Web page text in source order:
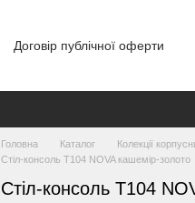
Договір публічної оферти
Головна Каталог Колекції
Стіл-консоль T104 NOVA кашемір-золото
Стіл-консоль T104